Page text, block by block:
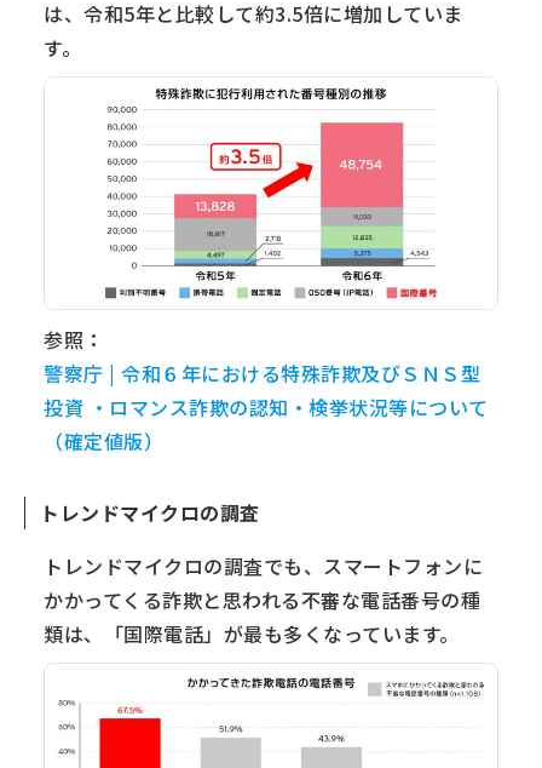
は、令和5年と比較して約3.5倍に増加していま
す。
参照：
警察庁 | 令和６年における特殊詐欺及びＳＮＳ型
投資 ・ロマンス詐欺の認知・検挙状況等について
（確定値版）
トレンドマイクロの調査
トレンドマイクロの調査でも、スマートフォンに
かかってくる詐欺と思われる不審な電話番号の種
類は、「国際電話」が最も多くなっています。